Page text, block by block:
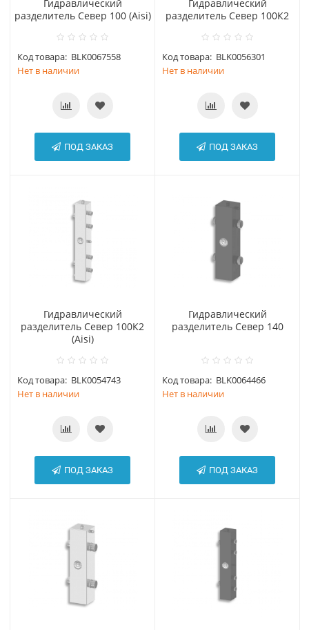
Гидравлический
разделитель Север 100 (Aisi)
Код товара: BLK0067558
Нет в наличии
ПОД ЗАКАЗ
Гидравлический
разделитель Север 100К2
Код товара: BLK0056301
Нет в наличии
ПОД ЗАКАЗ
Гидравлический
разделитель Север 100К2
(Aisi)
Код товара: BLK0054743
Нет в наличии
ПОД ЗАКАЗ
Гидравлический
разделитель Север 140
Код товара: BLK0064466
Нет в наличии
ПОД ЗАКАЗ